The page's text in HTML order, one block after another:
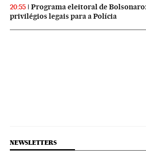
20:55
Programa eleitoral de
privilégios legais para a Polícia
NEWSLETTERS